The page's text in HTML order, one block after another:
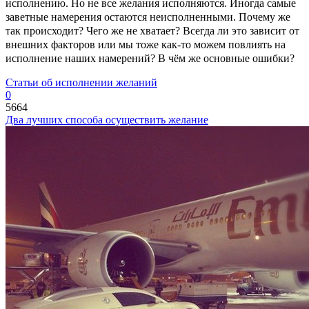
исполнению. Но не все желания исполняются. Иногда самые
заветные намерения остаются неисполненными. Почему же
так происходит? Чего же не хватает? Всегда ли это зависит от
внешних факторов или мы тоже как-то можем повлиять на
исполнение наших намерений? В чём же основные ошибки?
Статьи об исполнении желаний
0
5664
Два лучших способа осуществить желание